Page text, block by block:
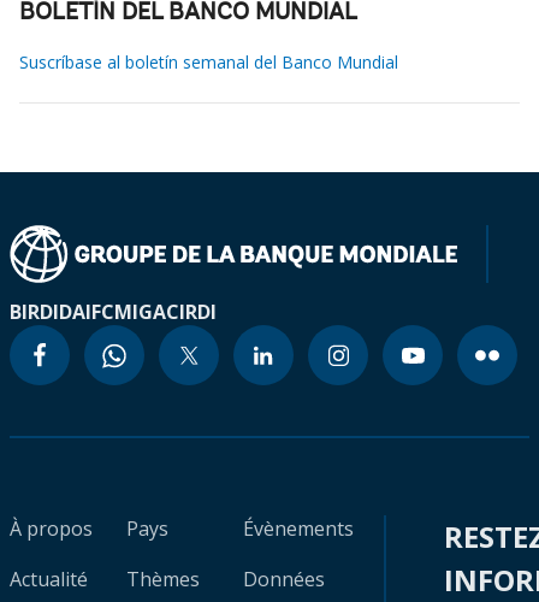
BOLETÍN DEL BANCO MUNDIAL
Suscríbase al boletín semanal del Banco Mundial
BIRDIDAIFCMIGACIRDI
À propos
Actualité
Pays
Thèmes
Évènements
Données